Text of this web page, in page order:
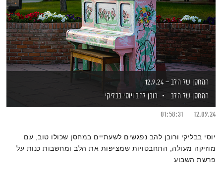
המחסן של הלב – 12.9.24
המחסן של הלב
רובן להב ויוסי בבליקי
12.09.24
01:58:31
יוסי בבליקי ורובן להב נפגשים לשעתיים במחסן שכולו טוב, עם
מוזיקה מעולה, התחבטויות שמציפות את הלב ומחשבות כנות על
פרשת השבוע